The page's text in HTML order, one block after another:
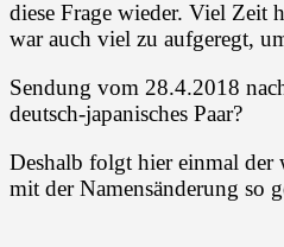
diese Frage wieder. Viel Zeit
war auch viel zu aufgeregt,
Sendung vom 28.4.2018
deutsch-japanisches Paar?
Deshalb folgt hier einmal der
mit der Namensänderung so